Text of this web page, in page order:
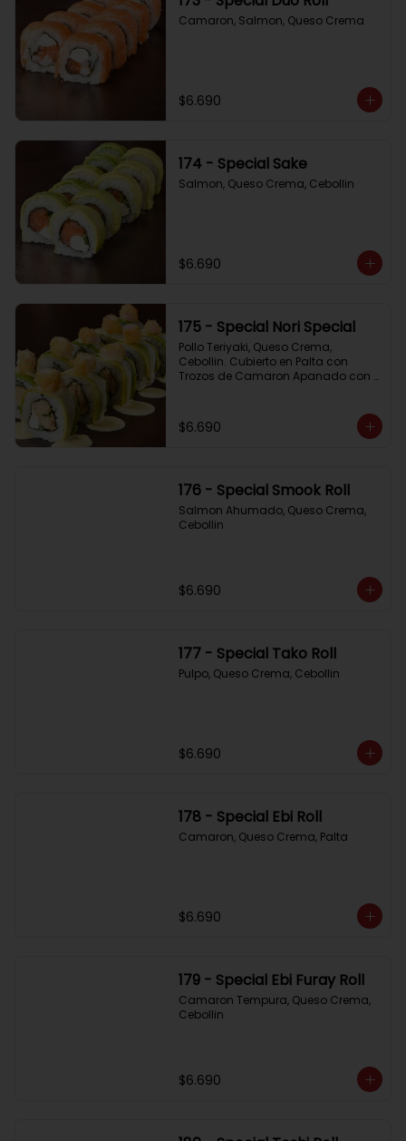
Camaron, Salmon, Queso Crema
$6.690
174 - Special Sake
Salmon, Queso Crema, Cebollin
$6.690
175 - Special Nori Special
Pollo Teriyaki, Queso Crema,
Cebollin. Cubierto en Palta con
Trozos de Camaron Apanado con
$6.690
176 - Special Smook Roll
Salmon Ahumado, Queso Crema,
Cebollin
$6.690
177 - Special Tako Roll
Pulpo, Queso Crema, Cebollin
$6.690
178 - Special Ebi Roll
Camaron, Queso Crema, Palta
$6.690
179 - Special Ebi Furay Roll
Camaron Tempura, Queso Crema,
Cebollin
$6.690